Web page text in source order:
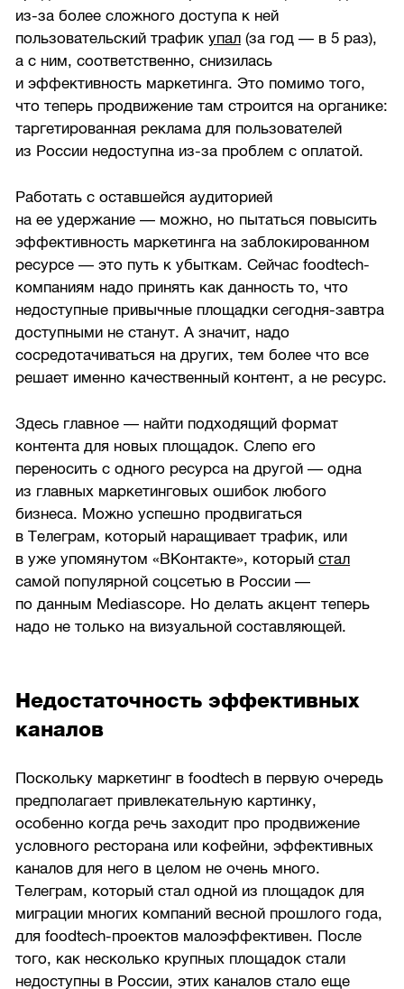
из-за более сложного доступа к ней
пользовательский трафикупал (за год — в 5 раз),
а с ним, соответственно, снизилась
и эффективность маркетинга. Это помимо того,
что теперь продвижение там строится на органике:
таргетированная реклама для пользователей
из России недоступна из-за проблем с оплатой.
Работать с оставшейся аудиторией
на ее удержание — можно, но пытаться повысить
эффективность маркетинга на заблокированном
ресурсе — это путь к убыткам. Сейчас foodtech-
компаниям надо принять как данность то, что
недоступные привычные площадки сегодня-завтра
доступными не станут. А значит, надо
сосредотачиваться на других, тем более что все
решает именно качественный контент, а не ресурс.
Здесь главное — найти подходящий формат
контента для новых площадок. Слепо его
переносить с одного ресурса на другой — одна
из главных маркетинговых ошибок любого
бизнеса. Можно успешно продвигаться
в Телеграм, который наращивает трафик, или
в уже упомянутом «ВКонтакте», которыйстал
самой популярной соцсетью в России —
по данным Mediascope. Но делать акцент теперь
надо не только на визуальной составляющей.
Недостаточность эффективных
каналов
Поскольку маркетинг в foodtech в первую очередь
предполагает привлекательную картинку,
особенно когда речь заходит про продвижение
условного ресторана или кофейни, эффективных
каналов для него в целом не очень много.
Телеграм, который стал одной из площадок для
миграции многих компаний весной прошлого года,
для foodtech-проектов малоэффективен. После
того, как несколько крупных площадок стали
недоступны в России, этих каналов стало еще